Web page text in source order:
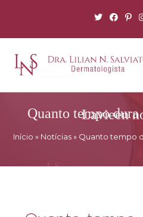
Quanto tempo dura o efeito do
Início » Notícias» Quanto tempo